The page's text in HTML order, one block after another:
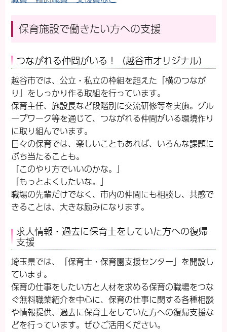
保育施設で働きたい方への支援
つながれる仲間がいる！（越谷市オリジナル）
越谷市では、公立・私立の枠組を超えた「横のつなが
り」をしっかり作る取組を行っています。
保育主任、施設長など段階別に交流研修等を実施。グル
ープワーク等を通じて、つながれる仲間がいる環境作り
に取り組んでいます。
日々の保育では、楽しいこともあれば、いろんな課題に
ぶち当たることも。
「このやり方でいいのかな。」
「もっとよくしたいな。」
職場の先輩だけでなく、市内の仲間にも相談し、共感で
きることは、大きな励みになります。
求人情報・過去に保育士をしていた方への復帰
支援
埼玉県では、「保育士・保育園支援センター」を開設し
ています。
保育の仕事をしたい方と人材を求める保育の職場をつな
ぐ無料職業紹介を中心に、保育の仕事に関する各種相談
や情報提供、過去に保育士をしていた方への復帰支援な
どを行っています。ぜひご活用ください。